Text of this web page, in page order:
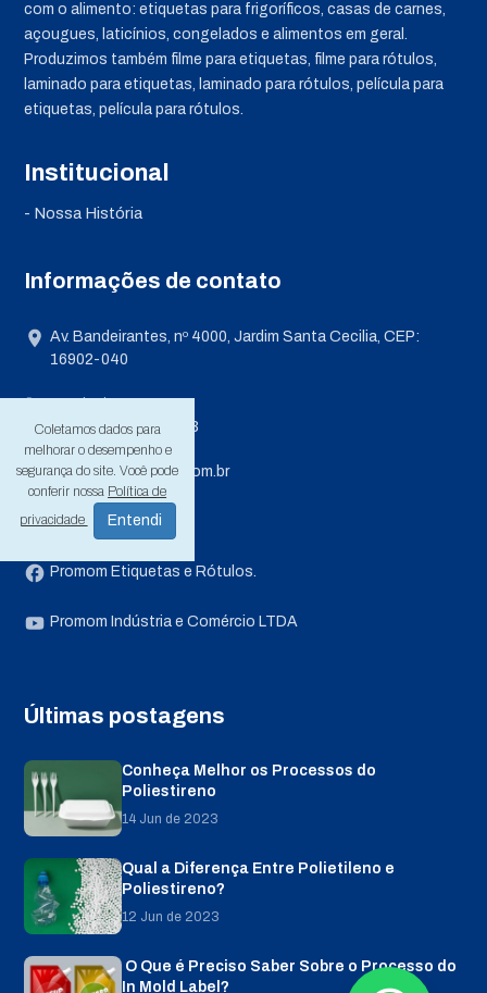
com o alimento: etiquetas para frigoríficos, casas de carnes,
açougues, laticínios, congelados e alimentos em geral.
Produzimos também filme para etiquetas, filme para rótulos,
laminado para etiquetas, laminado para rótulos, película para
etiquetas, película para rótulos.
Institucional
- Nossa História
Informações de contato
Av. Bandeirantes, nº 4000, Jardim Santa Cecilia, CEP:
16902-040
+55 (18) 99801-1503
pedidos@promom.com.br
promom_etiquetas
Promom Etiquetas e Rótulos.
Promom Indústria e Comércio LTDA
Últimas postagens
Conheça Melhor os Processos do
Poliestireno
14 Jun de 2023
Qual a Diferença Entre Polietileno e
Poliestireno?
12 Jun de 2023
O Que é Preciso Saber Sobre o Processo do
In Mold Label?
Coletamos dados para
melhorar o desempenho e
segurança do site. Você pode
conferir nossa Política de
privacidade